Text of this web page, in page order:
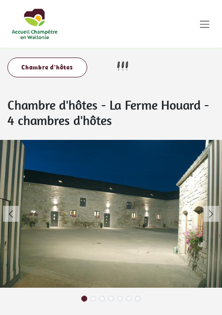
Chambre d'hôtes
Chambre d'hôtes - La Ferme Houard -
4 chambres d'hôtes